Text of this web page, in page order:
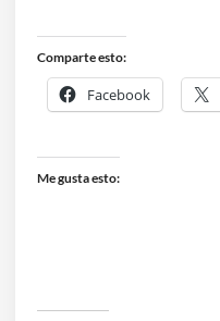
Comparte esto:
Facebook
Me gusta esto: